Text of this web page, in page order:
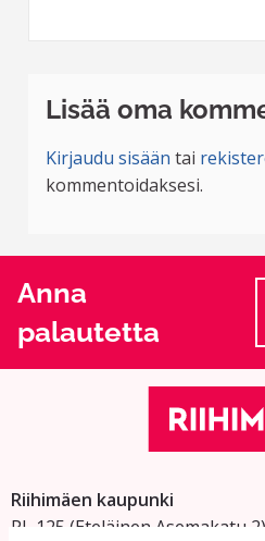
Lisää oma
Kirjaudu sisään tai
kommentoidaksesi.
Anna
palautetta
Riihimäen kaupunki
PL 125 (Eteläinen Asemakatu 2)